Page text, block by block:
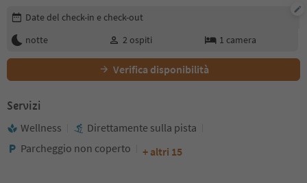
Modifica i dettagli della prenotazione
Date del check-in e check-out
notte
2 ospiti 1 camera
Verifica disponibilità
Servizi
Wellness
Direttamente sulla pista
Parcheggio non coperto
+ altri 15